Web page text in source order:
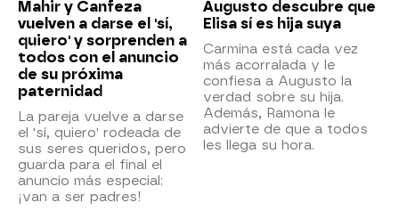
Mahir y Canfeza
vuelven a darse el 'sí,
quiero' y sorprenden a
todos con el anuncio
de su próxima
paternidad
La pareja vuelve a darse
el 'sí, quiero' rodeada de
sus seres queridos, pero
guarda para el final el
anuncio más especial:
¡van a ser padres!
Augusto descubre que
Elisa sí es hija suya
Carmina está cada vez
más acorralada y le
confiesa a Augusto la
verdad sobre su hija.
Además, Ramona le
advierte de que a todos
les llega su hora.